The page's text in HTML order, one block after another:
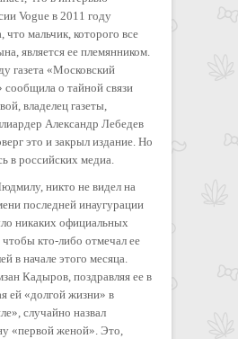
Vogue в 2011 году
что мальчик, которого все
является ее племянником.
газета «Московский
сообщила о тайной связи
владелец газеты,
Александр Лебедев
это и закрыл издание. Но
в российских медиа.
никто не видел на
последней инаугурации
никаких официальных
кто-либо отмечал ее
в начале этого месяца.
Кадыров, поздравляя ее в
ей «долгой жизни» в
случайно назвал
«первой женой». Это,